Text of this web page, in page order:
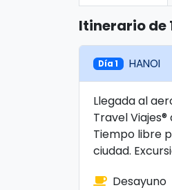
Itinerario de
Día 1 HANOI
Llegada al
Travel
Tiempo libre
ciudad.
Desayuno